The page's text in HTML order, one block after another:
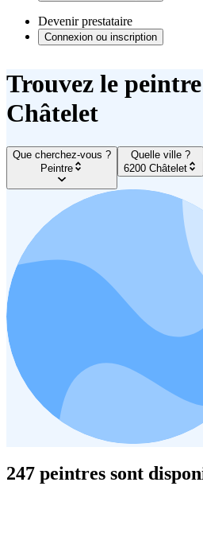
Devenir prestataire
Connexion ou inscription
Trouvez le
Châtelet
Que cherchez-vous ?
Peintre
Quelle ville ?
6200 Châtelet
247 peintres sont